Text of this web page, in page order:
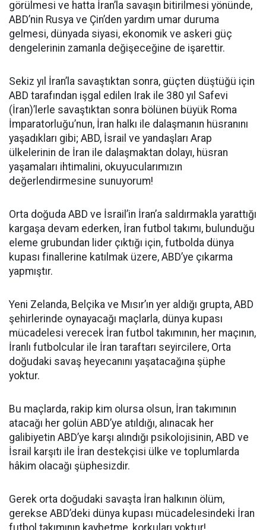
görülmesi ve hatta İran’la savaşın bitirilmesi yönünde,
ABD’nin Rusya ve Çin’den yardım umar duruma
gelmesi, dünyada siyasi, ekonomik ve askeri güç
dengelerinin zamanla değişeceğine de işarettir.
Sekiz yıl İran’la savaştıktan sonra, güçten düştüğü için
ABD tarafından işgal edilen Irak ile 380 yıl Safevi
(İran)’lerle savaştıktan sonra bölünen büyük Roma
İmparatorluğu’nun, İran halkı ile dalaşmanın hüsranını
yaşadıkları gibi; ABD, İsrail ve yandaşları Arap
ülkelerinin de İran ile dalaşmaktan dolayı, hüsran
yaşamaları ihtimalini, okuyucularımızın
değerlendirmesine sunuyorum!
Orta doğuda ABD ve İsrail’in İran’a saldırmakla yarattığı
kargaşa devam ederken, İran futbol takımı, bulunduğu
eleme grubundan lider çıktığı için, futbolda dünya
kupası finallerine katılmak üzere, ABD’ye çıkarma
yapmıştır.
Yeni Zelanda, Belçika ve Mısır’ın yer aldığı grupta, ABD
şehirlerinde oynayacağı maçlarla, dünya kupası
mücadelesi verecek İran futbol takımının, her maçının,
İranlı futbolcular ile İran taraftarı seyircilere, Orta
doğudaki savaş heyecanını yaşatacağına şüphe
yoktur.
Bu maçlarda, rakip kim olursa olsun, İran takımının
atacağı her golün ABD’ye atıldığı, alınacak her
galibiyetin ABD’ye karşı alındığı psikolojisinin, ABD ve
İsrail karşıtı ile İran destekçisi ülke ve toplumlarda
hâkim olacağı şüphesizdir.
Gerek orta doğudaki savaşta İran halkının ölüm,
gerekse ABD’deki dünya kupası mücadelesindeki İran
futbol takımının kaybetme, korkuları yoktur!